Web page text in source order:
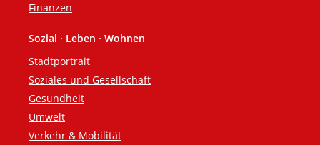
Finanzen
Sozial · Leben · Wohnen
Stadtportrait
Soziales und Gesellschaft
Gesundheit
Umwelt
Verkehr & Mobilität